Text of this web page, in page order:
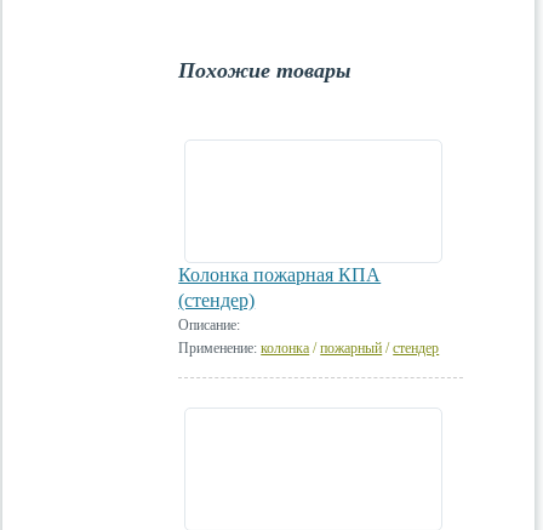
Похожие товары
Колонка пожарная КПА
(стендер)
Описание:
Применение: колонка /пожарный /стендер